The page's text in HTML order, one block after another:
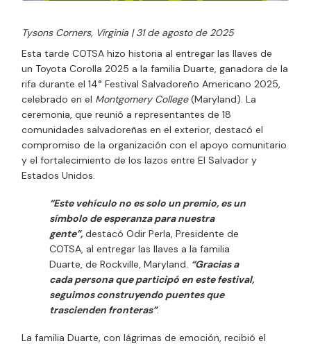
Tysons Corners, Virginia | 31 de agosto de 2025
Esta tarde COTSA hizo historia al entregar las llaves de
un Toyota Corolla 2025 a la familia Duarte, ganadora de la
rifa durante el 14° Festival Salvadoreño Americano 2025,
celebrado en el Montgomery College(Maryland). La
ceremonia, que reunió a representantes de 18
comunidades salvadoreñas en el exterior, destacó el
compromiso de la organización con el apoyo comunitario
y el fortalecimiento de los lazos entre El Salvador y
Estados Unidos.
“Este vehículo no es solo un premio, es un
símbolo de esperanza para nuestra
gente”, destacó Odir Perla, Presidente de
COTSA, al entregar las llaves a la familia
Duarte, de Rockville, Maryland. “Gracias a
cada persona que participó en este festival,
seguimos construyendo puentes que
trascienden fronteras”.
La familia Duarte, con lágrimas de emoción, recibió el